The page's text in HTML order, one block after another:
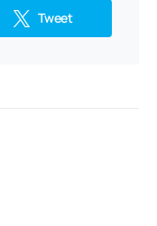
Tweet